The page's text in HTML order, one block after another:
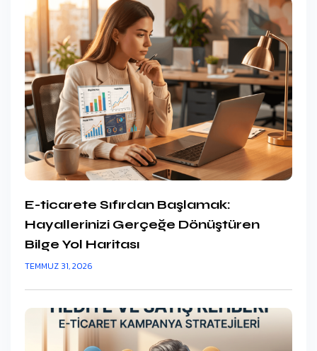
E-ticarete Sıfırdan Başlamak:
Hayallerinizi Gerçeğe Dönüştüren
Bilge Yol Haritası
TEMMUZ 31, 2026